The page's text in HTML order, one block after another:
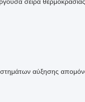
αύξησης